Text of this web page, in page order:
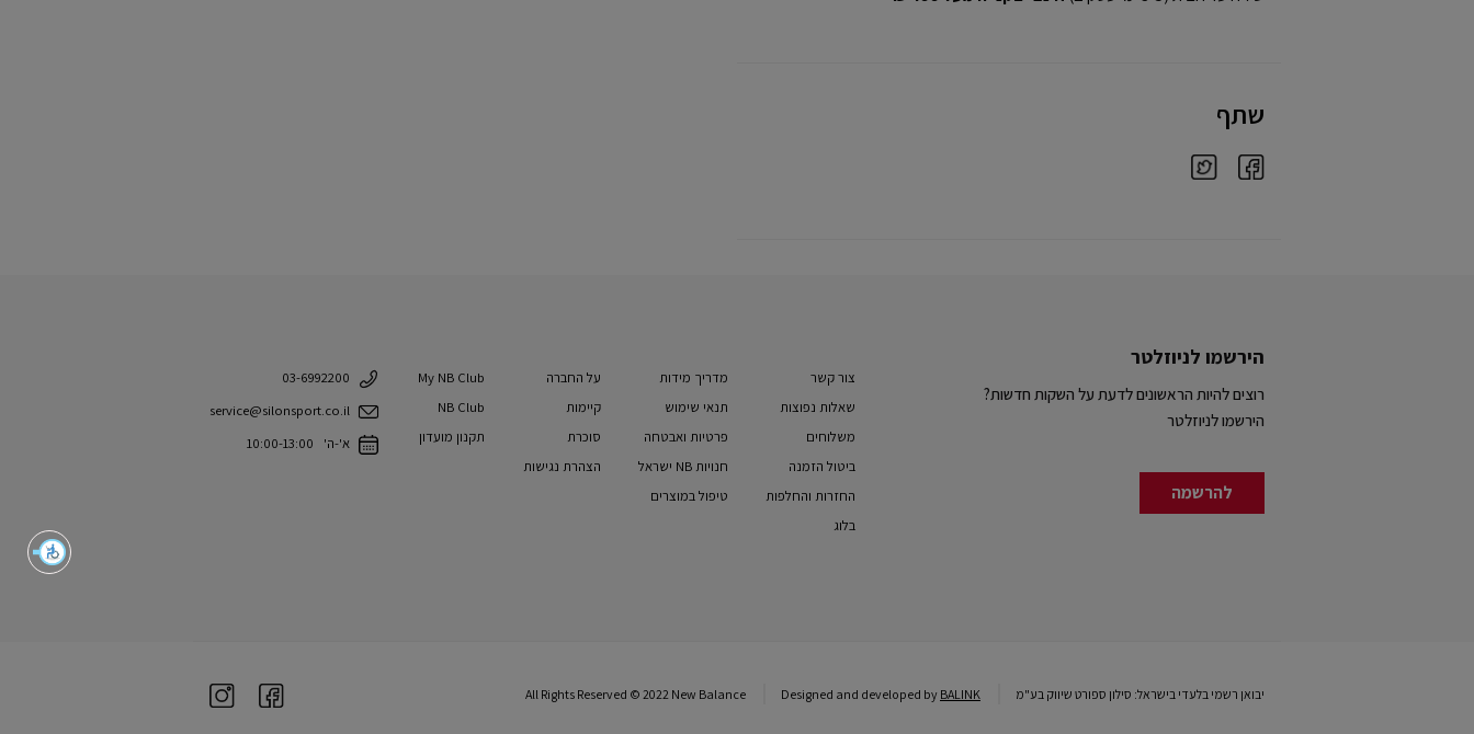
שתף
הירשמו לניוזלטר
רוצים להיות הראשונים לדעת על השקות חדשות?
הירשמו לניוזלטר
להרשמה
צור קשר
שאלות נפוצות
משלוחים
ביטול הזמנה
החזרות והחלפות
בלוג
מדריך מידות
תנאי שימוש
פרטיות ואבטחה
חנויות NB ישראל
טיפול במוצרים
על החברה
קיימות
סוכרת
הצהרת נגישות
My NB Club
NB Club
תקנון מועדון
03-6992200
service@silonsport.co.il
א'-ה' 10:00-13:00
יבואן רשמי בלעדי בישראל: סילון ספורט שיווק בע"מ All Rights Reserved © 2022 New Balance Designed and developed by BALINK